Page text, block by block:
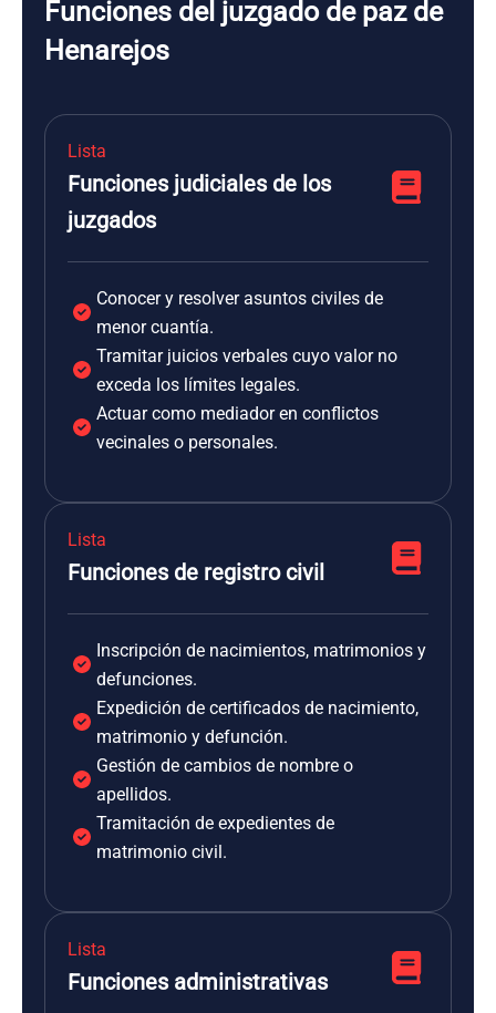
Funciones del juzgado de paz de
Henarejos
Lista
Funciones judiciales de los
juzgados
Conocer y resolver asuntos civiles de
menor cuantía.
Tramitar juicios verbales cuyo valor no
exceda los límites legales.
Actuar como mediador en conflictos
vecinales o personales.
Lista
Funciones de registro civil
Inscripción de nacimientos, matrimonios y
defunciones.
Expedición de certificados de nacimiento,
matrimonio y defunción.
Gestión de cambios de nombre o
apellidos.
Tramitación de expedientes de
matrimonio civil.
Lista
Funciones administrativas